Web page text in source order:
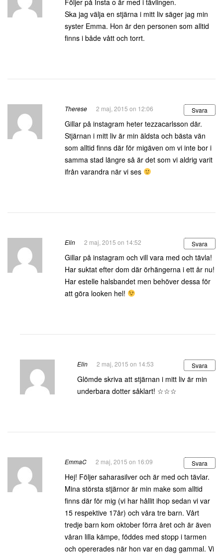
Följer på Insta o är med i tävlingen.
Ska jag välja en stjärna i mitt liv säger jag min
syster Emma. Hon är den personen som alltid
finns i både vått och torrt.
Therese 2 maj, 2015 on 12:06 Svara
Gillar på instagram heter tezzacarlsson där.
Stjärnan i mitt liv är min äldsta och bästa vän
som alltid finns där för migäven om vi inte bor i
samma stad längre så är det som vi aldrig varit
ifrån varandra när vi ses
Elin 2 maj, 2015 on 14:52 Svara
Gillar på instagram och vill vara med och tävla!
Har suktat efter dom där örhängerna i ett år nu!
Har estelle halsbandet men behöver dessa för
att göra looken hel!
Elin 2 maj, 2015 on 14:53 Svara
Glömde skriva att stjärnan i mitt liv är min
underbara dotter såklart! ☆☆☆
EmmaC 2 maj, 2015 on 16:09 Svara
Hej! Följer saharasilver och är med och tävlar.
Mina största stjärnor är min make som alltid
finns där för mig (vi har hållit ihop sedan vi var
15 respektive 17år) och våra tre barn. Vårt
tredje barn kom oktober förra året och är även
våran lilla kämpe, föddes med stopp i tarmen
och opererades när hon var en dag gammal. Vi